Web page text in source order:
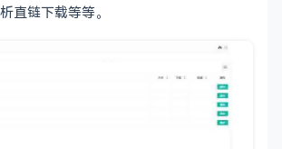
直链下载等等。